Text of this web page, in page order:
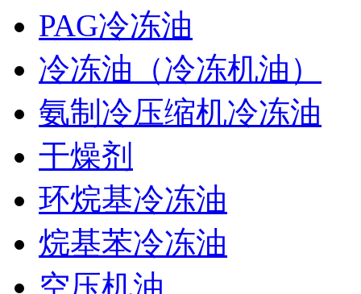
PAG冷冻油
冷冻油（冷冻机油）
氨制冷压缩机冷冻油
干燥剂
环烷基冷冻油
烷基苯冷冻油
空压机油